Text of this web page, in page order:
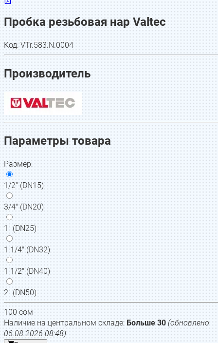
Пробка резьбовая нар Valtec
Код:VTr.583.N.0004
Производитель
Параметры товара
Размер:
1/2" (DN15)
3/4" (DN20)
1" (DN25)
1 1/4" (DN32)
1 1/2" (DN40)
2" (DN50)
100сом
Наличие на центральном складе: Больше 30 (обновлено
06.08.2026 08:48)